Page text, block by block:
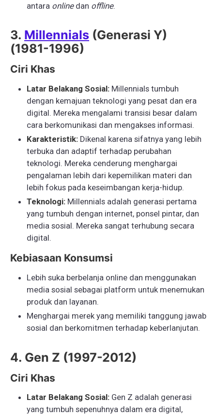
antara online dan offline.
3. Millennials (Generasi Y)
(1981-1996)
Ciri Khas
Latar Belakang Sosial:Millennials tumbuh
dengan kemajuan teknologi yang pesat dan era
digital. Mereka mengalami transisi besar dalam
cara berkomunikasi dan mengakses informasi.
Karakteristik:Dikenal karena sifatnya yang lebih
terbuka dan adaptif terhadap perubahan
teknologi. Mereka cenderung menghargai
pengalaman lebih dari kepemilikan materi dan
lebih fokus pada keseimbangan kerja-hidup.
Teknologi:Millennials adalah generasi pertama
yang tumbuh dengan internet, ponsel pintar, dan
media sosial. Mereka sangat terhubung secara
digital.
Kebiasaan Konsumsi
Lebih suka berbelanja online dan menggunakan
media sosial sebagai platform untuk menemukan
produk dan layanan.
Menghargai merek yang memiliki tanggung jawab
sosial dan berkomitmen terhadap keberlanjutan.
4. Gen Z (1997-2012)
Ciri Khas
Latar Belakang Sosial:Gen Z adalah generasi
yang tumbuh sepenuhnya dalam era digital,